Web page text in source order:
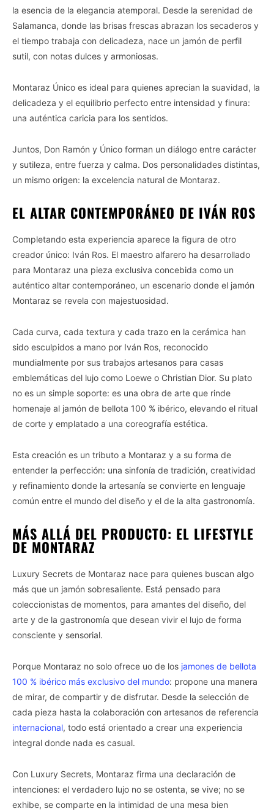
la esencia de la elegancia atemporal. Desde la serenidad de
Salamanca, donde las brisas frescas abrazan los secaderos y
el tiempo trabaja con delicadeza, nace un jamón de perfil
sutil, con notas dulces y armoniosas.
Montaraz Único es ideal para quienes aprecian la suavidad, la
delicadeza y el equilibrio perfecto entre intensidad y finura:
una auténtica caricia para los sentidos.
Juntos, Don Ramón y Único forman un diálogo entre carácter
y sutileza, entre fuerza y calma. Dos personalidades distintas,
un mismo origen: la excelencia natural de Montaraz.
EL ALTAR CONTEMPORÁNEO DE IVÁN ROS
Completando esta experiencia aparece la figura de otro
creador único: Iván Ros. El maestro alfarero ha desarrollado
para Montaraz una pieza exclusiva concebida como un
auténtico altar contemporáneo, un escenario donde el jamón
Montaraz se revela con majestuosidad.
Cada curva, cada textura y cada trazo en la cerámica han
sido esculpidos a mano por Iván Ros, reconocido
mundialmente por sus trabajos artesanos para casas
emblemáticas del lujo como Loewe o Christian Dior. Su plato
no es un simple soporte: es una obra de arte que rinde
homenaje al jamón de bellota 100 % ibérico, elevando el ritual
de corte y emplatado a una coreografía estética.
Esta creación es un tributo a Montaraz y a su forma de
entender la perfección: una sinfonía de tradición, creatividad
y refinamiento donde la artesanía se convierte en lenguaje
común entre el mundo del diseño y el de la alta gastronomía.
MÁS ALLÁ DEL PRODUCTO: EL LIFESTYLE
DE MONTARAZ
Luxury Secrets de Montaraz nace para quienes buscan algo
más que un jamón sobresaliente. Está pensado para
coleccionistas de momentos, para amantes del diseño, del
arte y de la gastronomía que desean vivir el lujo de forma
consciente y sensorial.
Porque Montaraz no solo ofrece uo de los jamones de bellota
100 % ibérico más exclusivo del mundo: propone una manera
de mirar, de compartir y de disfrutar. Desde la selección de
cada pieza hasta la colaboración con artesanos de referencia
internacional, todo está orientado a crear una experiencia
integral donde nada es casual.
Con Luxury Secrets, Montaraz firma una declaración de
intenciones: el verdadero lujo no se ostenta, se vive; no se
exhibe, se comparte en la intimidad de una mesa bien